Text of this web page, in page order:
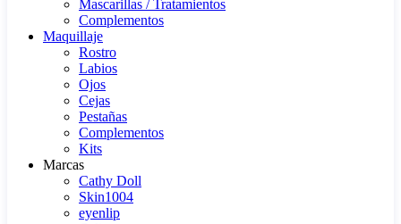
Mascarillas / Tratamientos
Complementos
Maquillaje
Rostro
Labios
Ojos
Cejas
Pestañas
Complementos
Kits
Marcas
Cathy Doll
Skin1004
eyenlip